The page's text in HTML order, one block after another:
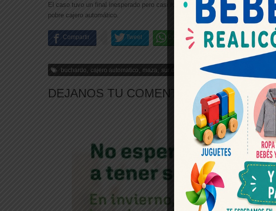
El caso tuvo un final inesperado pero casi fue una crónica de una muerte
pobre cajero automático.
buchardo cajero automatico maza sur de cordoba
DEJANOS TU COMENTARIO